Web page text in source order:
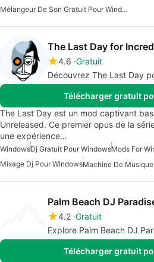
Mélangeur De Son Gratuit Pour Windows
The Last Day for
4.6 Gratuit
Découvrez The Last Day
Télécharger gratuit
The Last Day est un mod captivant
Unreleased. Ce premier opus de la
une expérience…
WindowsDj Gratuit Pour WindowsMods For
Mixage Dj Pour WindowsMachine De
Palm Beach DJ
4.2 Gratuit
Explore Palm Beach DJ
Télécharger gratuit